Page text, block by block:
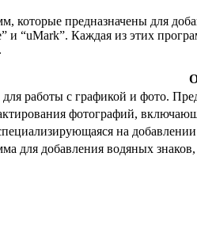
которые предназначены для
и “uMark”. Каждая из этих
работы с графикой и фото.
фотографий,
на
для добавления водяных